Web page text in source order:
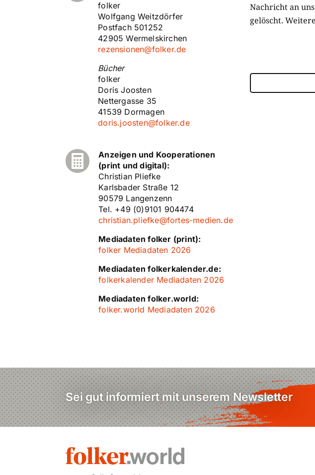
folker
Wolfgang Weitzdörfer
Postfach 501252
42905 Wermelskirchen
rezensionen@folker.de
Bücher
folker
Doris Joosten
Nettergasse 35
41539 Dormagen
doris.joosten@folker.de

Anzeigen und Kooperationen
(print und digital):
Christian Pliefke
Karlsbader Straße 12
90579 Langenzenn
Tel. +49 (0)9101 904474
christian.pliefke@fortes-medien.de
Mediadaten folker (print):
folker Mediadaten 2026
Mediadaten folkerkalender.de:
folkerkalender Mediadaten 2026
Mediadaten folker.world:
folker.world Mediadaten 2026
Nachricht an
gelöscht.
Sei gut informiert mit unserem Newsletter